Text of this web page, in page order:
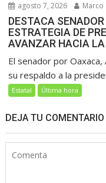
agosto 7, 2026 Marco
DESTACA
ESTRATEGIA DE
AVANZAR HACIA
El senador por
su respaldo a la
Estatal Última hora
DEJA TU COMENTARIO